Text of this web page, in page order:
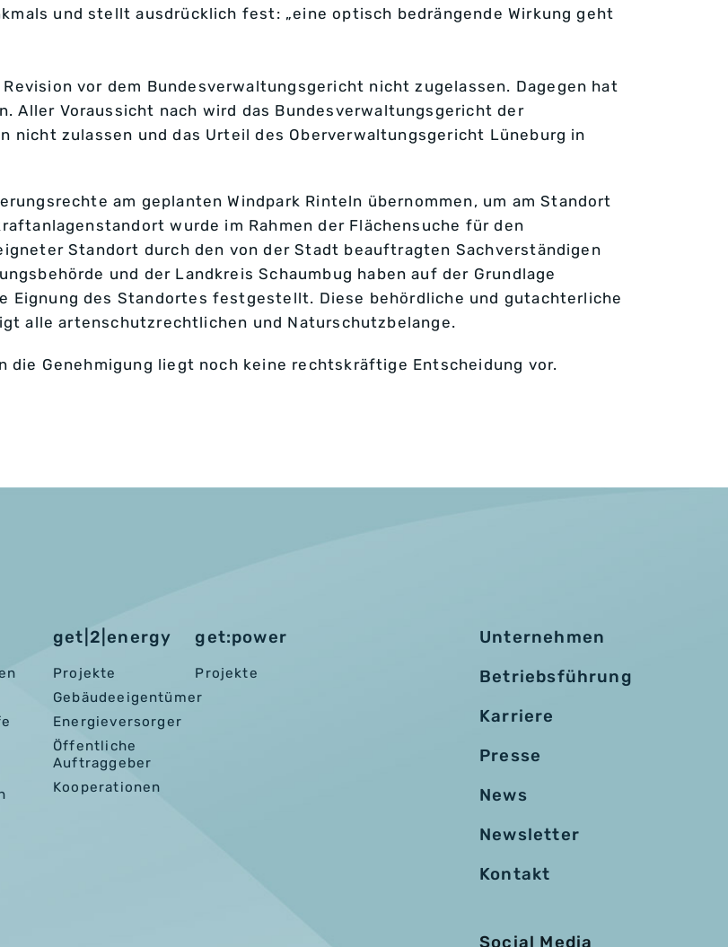
und stellt ausdrücklich fest: „eine optisch bedrängende Wirkung geht
vor dem Bundesverwaltungsgericht nicht zugelassen. Dagegen hat
Aller Voraussicht nach wird das Bundesverwaltungsgericht der
nicht zulassen und das Urteil des Oberverwaltungsgericht Lüneburg in
am geplanten Windpark Rinteln übernommen, um am Standort
wurde im Rahmen der Flächensuche für den
Standort durch den von der Stadt beauftragten Sachverständigen
und der Landkreis Schaumbug haben auf der Grundlage
Eignung des Standortes festgestellt. Diese behördliche und gutachterliche
alle artenschutzrechtlichen und Naturschutzbelange.
die Genehmigung liegt noch keine rechtskräftige Entscheidung vor.
get|2|energy
Projekte
Gebäudeeigentümer
Energieversorger
Öffentliche
Auftraggeber
Kooperationen
get:power
Projekte
Unternehmen
Betriebsführung
Karriere
Presse
News
Newsletter
Kontakt
Social Media